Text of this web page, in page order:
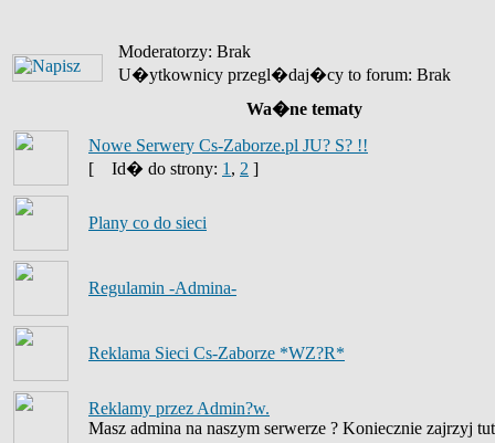
Moderatorzy: Brak
U�ytkownicy przegl�daj�cy to forum: Brak
Wa�ne tematy
Nowe Serwery Cs-Zaborze.pl JU? S? !!
[
Id� do strony: 1 , 2 ]
Plany co do sieci
Regulamin -Admina-
Reklama Sieci Cs-Zaborze *WZ?R*
Reklamy przez Admin?w.
Masz admina na naszym serwerze ? Koniecznie zajrzyj